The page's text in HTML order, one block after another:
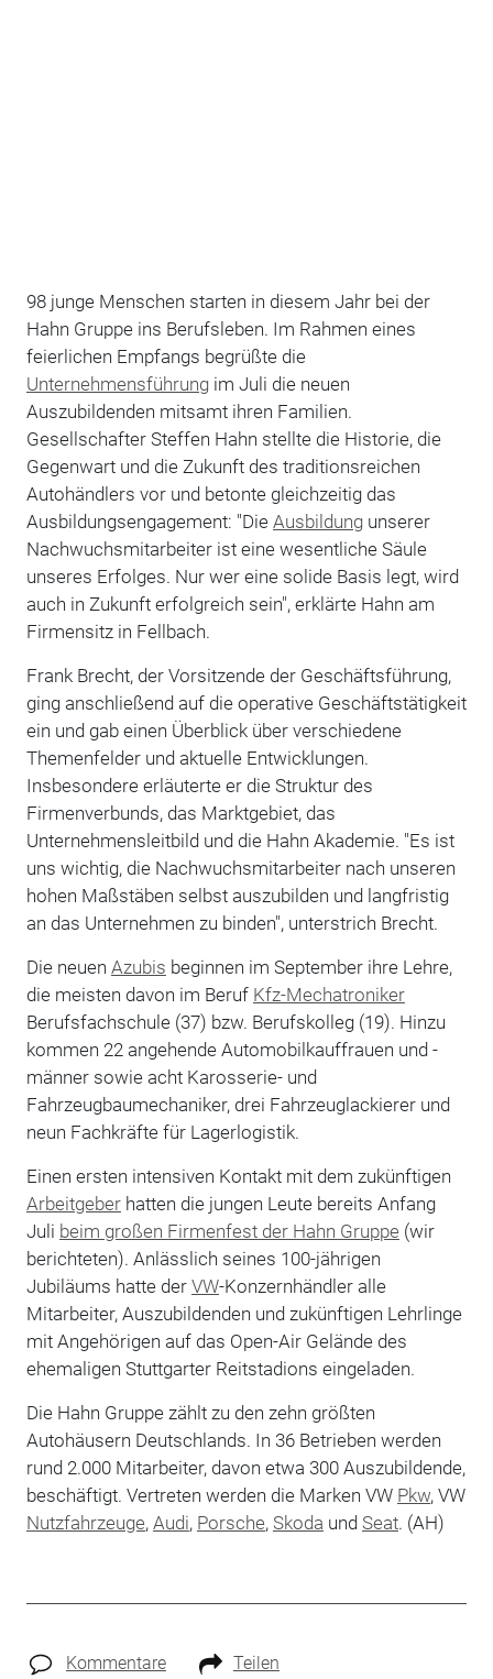
98 junge Menschen starten in diesem Jahr bei der
Hahn Gruppe ins Berufsleben. Im Rahmen eines
feierlichen Empfangs begrüßte die
Unternehmensführungim Juli die neuen
Auszubildenden mitsamt ihren Familien.
Gesellschafter Steffen Hahn stellte die Historie, die
Gegenwart und die Zukunft des traditionsreichen
Autohändlers vor und betonte gleichzeitig das
Ausbildungsengagement: "Die Ausbildungunserer
Nachwuchsmitarbeiter ist eine wesentliche Säule
unseres Erfolges. Nur wer eine solide Basis legt, wird
auch in Zukunft erfolgreich sein", erklärte Hahn am
Firmensitz in Fellbach.
Frank Brecht, der Vorsitzende der Geschäftsführung,
ging anschließend auf die operative Geschäftstätigkeit
ein und gab einen Überblick über verschiedene
Themenfelder und aktuelle Entwicklungen.
Insbesondere erläuterte er die Struktur des
Firmenverbunds, das Marktgebiet, das
Unternehmensleitbild und die Hahn Akademie. "Es ist
uns wichtig, die Nachwuchsmitarbeiter nach unseren
hohen Maßstäben selbst auszubilden und langfristig
an das Unternehmen zu binden", unterstrich Brecht.
Die neuen Azubis beginnen im September ihre Lehre,
die meisten davon im Beruf Kfz-Mechatroniker
Berufsfachschule (37) bzw. Berufskolleg (19). Hinzu
kommen 22 angehende Automobilkauffrauen und -
männer sowie acht Karosserie- und
Fahrzeugbaumechaniker, drei Fahrzeuglackierer und
neun Fachkräfte für Lagerlogistik.
Einen ersten intensiven Kontakt mit dem zukünftigen
Arbeitgeberhatten die jungen Leute bereits Anfang
Juli beim großen Firmenfest der Hahn Gruppe (wir
berichteten). Anlässlich seines 100-jährigen
Jubiläums hatte der VW-Konzernhändler alle
Mitarbeiter, Auszubildenden und zukünftigen Lehrlinge
mit Angehörigen auf das Open-Air Gelände des
ehemaligen Stuttgarter Reitstadions eingeladen.
Die Hahn Gruppe zählt zu den zehn größten
Autohäusern Deutschlands. In 36 Betrieben werden
rund 2.000 Mitarbeiter, davon etwa 300 Auszubildende,
beschäftigt. Vertreten werden die Marken VW Pkw, VW
Nutzfahrzeuge, Audi, Porsche, Skoda und Seat. (AH)
Kommentare Teilen